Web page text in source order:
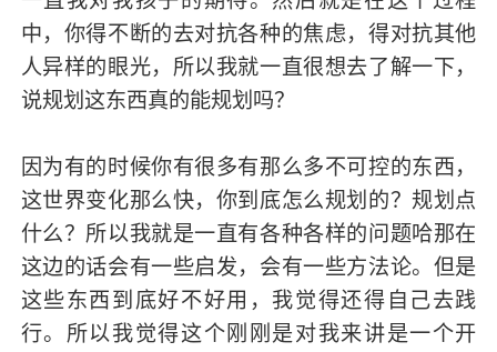
中，你得不断的去对抗各种的焦虑，得对抗其他
人异样的眼光，所以我就一直很想去了解一下，
说规划这东西真的能规划吗？
因为有的时候你有很多有那么多不可控的东西，
这世界变化那么快，你到底怎么规划的？规划点
什么？所以我就是一直有各种各样的问题哈那在
这边的话会有一些启发，会有一些方法论。但是
这些东西到底好不好用，我觉得还得自己去践
行。所以我觉得这个刚刚是对我来讲是一个开